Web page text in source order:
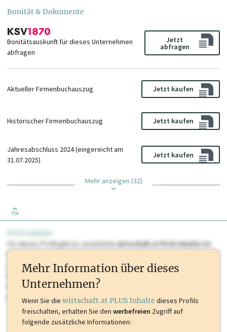
Bonität & Dokumente
Bonitätsauskunft für dieses Unternehmen
abfragen
Jetzt
abfragen
Aktueller Firmenbuchauszug Jetzt kaufen
Historischer Firmenbuchauszug Jetzt kaufen
Jahresabschluss 2024 (eingereicht am
31.07.2025)
Jetzt kaufen
Mehr anzeigen (32)
TOP
Für dieses Profil gibt es zusätzlichewirtschaft.at PLUS Inhaltedie
Sie momentan nicht einsehen können. Schalten Sie dieses Profil frei
oder loggen Sie sich ein um diese Inhalte zu sehen. wirtschaft.at PLUS
Marken, Patente, Rechtstatsachen, OTS-Aussendungen, und viele
mehr.
Mehr Information über dieses
Unternehmen?
Wenn Sie die wirtschaft.at PLUS Inhalte dieses Profils
freischalten, erhalten Sie den werbefreien Zugriff auf
folgende zusätzliche Informationen: